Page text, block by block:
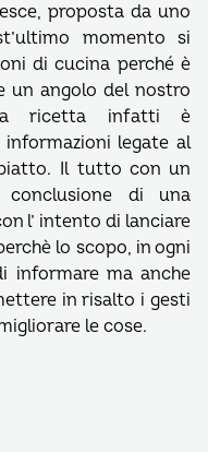
proposta da uno
momento si
di cucina perché è
un angolo del nostro
ricetta infatti è
legate al
Il tutto con un
di una
l’ intento di lanciare
lo scopo, in ogni
informare ma anche
in risalto i gesti
le cose.